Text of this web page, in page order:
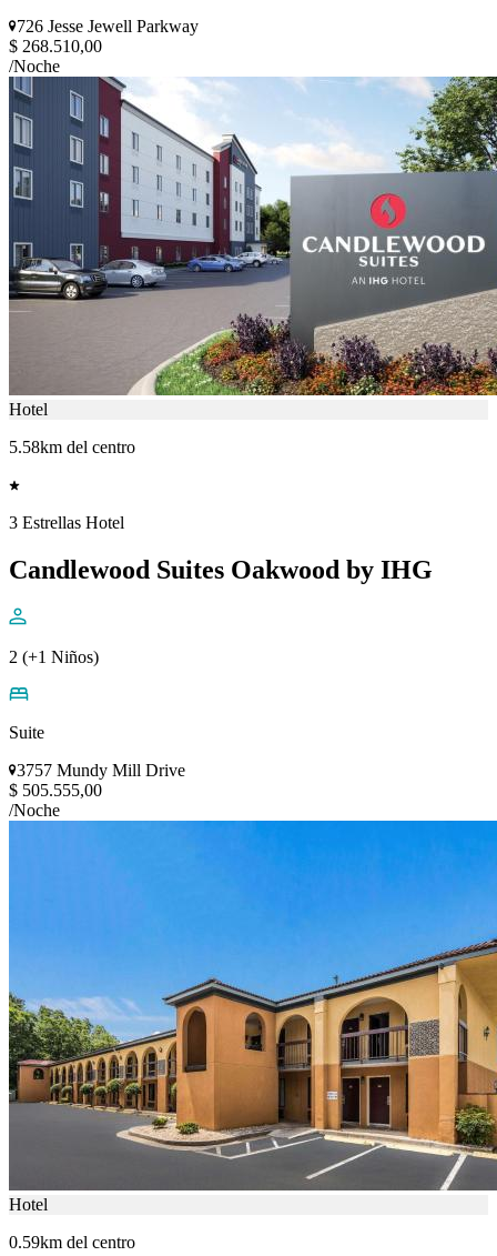
726 Jesse Jewell Parkway
$ 268.510,00
/Noche
Hotel
5.58km del centro
3 Estrellas Hotel
Candlewood Suites Oakwood by IHG
2 (+1 Niños)
Suite
3757 Mundy Mill Drive
$ 505.555,00
/Noche
Hotel
0.59km del centro